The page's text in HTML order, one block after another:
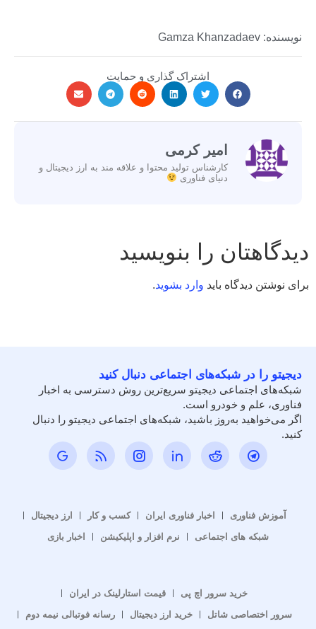
نویسنده: Gamza Khanzadaev
اشتراک گذاری و حمایت
امیر کرمی
کارشناس تولید محتوا و علاقه مند به ارز دیجیتال و
دنیای فناوری
دیدگاهتان را بنویسید
برای نوشتن دیدگاه باید وارد بشوید.
دیجیتو را در شبکه‌های اجتماعی دنبال کنید
شبکه‌های اجتماعی دیجیتو سریع‌ترین روش دسترسی به اخبار
فناوری، علم و خودرو است.
اگر می‌خواهید به‌روز باشید، شبکه‌های اجتماعی دیجیتو را دنبال
کنید.
آموزش فناوری اخبار فناوری ایران کسب و کار
ارز دیجیتال
شبکه های اجتماعی
نرم افزار و اپلیکیشن اخبار بازی
خرید سرور اچ پی
قیمت استارلینک در ایران
سرور اختصاصی شاتل
خرید ارز دیجیتال رسانه فوتبالی نیمه دوم